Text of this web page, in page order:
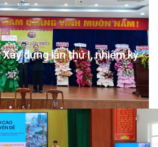
dựng lần thứ I, nhiệm kỳ